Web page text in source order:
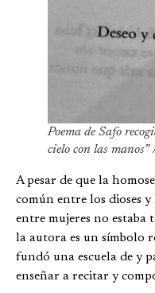
Poema de Safo
cielo con las
A pesar de que la
común entre los dioses
entre mujeres no estaba
la autora es un símbolo
fundó una escuela de y
enseñar a recitar y